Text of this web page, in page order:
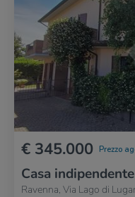
€ 345.000 Prezzo
Casa
Ravenna, Via Lago di